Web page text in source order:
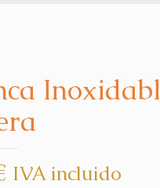
IVA incluido